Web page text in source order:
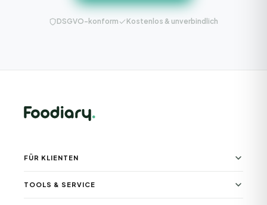
DSGVO-konform Kostenlos & unverbindlich
FÜR KLIENTEN
TOOLS & SERVICE